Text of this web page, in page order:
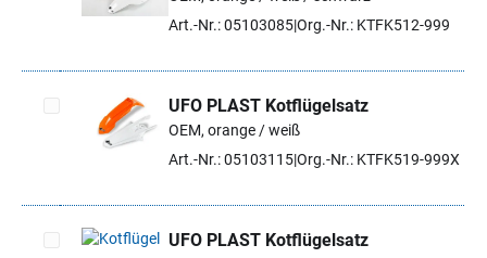
Artikel auswählenArt.-Nr.: 05103085Org.-Nr.: KTFK512-999
Artikel auswählen
UFO PLAST Kotflügelsatz
OEM, orange / weiß
Art.-Nr.: 05103115Org.-Nr.: KTFK519-999X
UFO PLAST Kotflügelsatz